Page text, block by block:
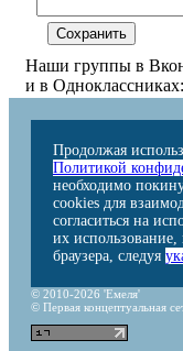
Наши группы в
и в Одноклассниках:
Продолжая
Политикой
необходимо
cookies для
согласиться на
их
браузера, следуя
© 2010-2026 'Емеля'
© Первая концептуальная